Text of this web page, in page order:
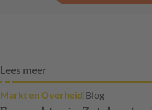
Lees meer
Markt en Overheid|Blog